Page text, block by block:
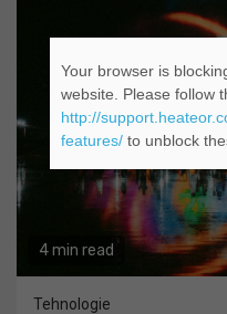
4 min read
Tehnologie
Your browser is
website. Please follow
http://
features/to unblock